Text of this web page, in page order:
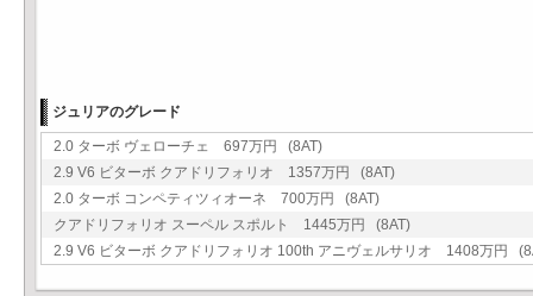
ジュリアのグレード
2.0 ターボ ヴェローチェ 697万円 (8AT)
2.9 V6 ビターボ クアドリフォリオ 1357万円 (8AT)
2.0 ターボ コンペティツィオーネ 700万円 (8AT)
クアドリフォリオ スーペル スポルト 1445万円 (8AT)
2.9 V6 ビターボ クアドリフォリオ 100th アニヴェルサリオ 1408万円